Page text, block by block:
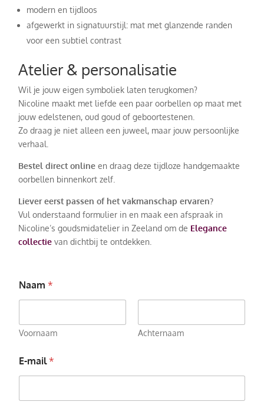
modern en tijdloos
afgewerkt in signatuurstijl: mat met glanzende randen
voor een subtiel contrast
Atelier & personalisatie
Wil je jouw eigen symboliek laten terugkomen?
Nicoline maakt met liefde een paar oorbellen op maat met
jouw edelstenen, oud goud of geboortestenen.
Zo draag je niet alleen een juweel, maar jouw persoonlijke
verhaal.
Bestel direct online en draag deze tijdloze handgemaakte
oorbellen binnenkort zelf.
Liever eerst passen of het vakmanschap ervaren?
Vul onderstaand formulier in en maak een afspraak in
Nicoline’s goudsmidatelier in Zeeland om de Elegance
collectie van dichtbij te ontdekken.
Naam *
Voornaam Achternaam
E-mail*